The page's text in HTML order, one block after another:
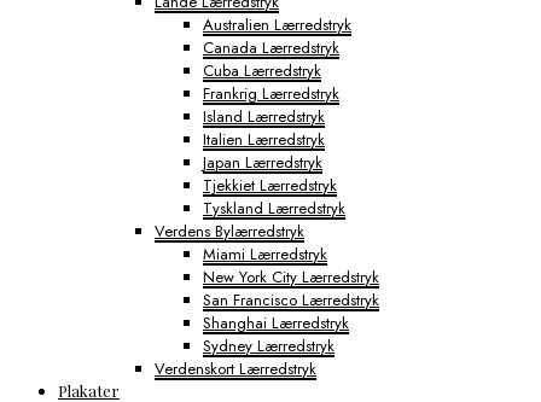
Australien Lærredstryk
Canada Lærredstryk
Cuba Lærredstryk
Frankrig Lærredstryk
Island Lærredstryk
Italien Lærredstryk
Japan Lærredstryk
Tjekkiet Lærredstryk
Tyskland Lærredstryk
Verdens Bylærredstryk
Miami Lærredstryk
New York City Lærredstryk
San Francisco Lærredstryk
Shanghai Lærredstryk
Sydney Lærredstryk
Verdenskort Lærredstryk
Plakater